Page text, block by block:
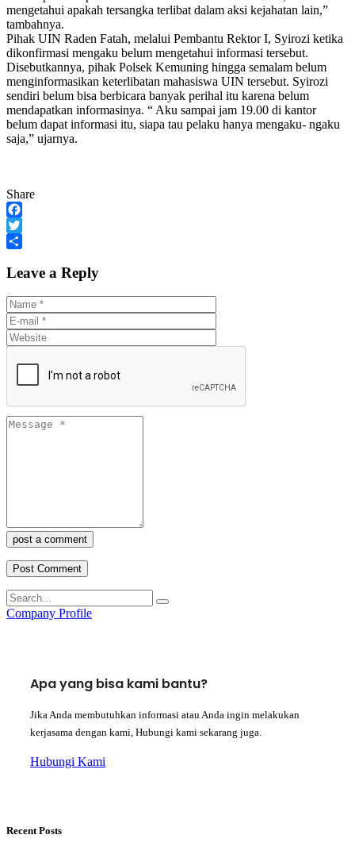
mengetahui apakah tersangka terlibat dalam aksi kejahatan lain,”
tambahnya.
Pihak UIN Raden Fatah, melalui Pembantu Rektor I, Syirozi ketika
dikonfirmasi mengaku belum mengetahui informasi tersebut.
Disebutkannya, pihak Polsek Kemuning hingga semalam belum
menginformasikan keterlibatan mahasiswa UIN tersebut. Syirozi
sendiri belum bisa berbicara banyak perihal itu karena belum
mendapatkan informasinya. “ Aku sampai jam 19.00 di kantor
belum dapat informasi itu, siapa tau pelaku hanya mengaku- ngaku
saja,” ujarnya.
Share
Facebook
Twitter
Leave a Reply
post a comment
Company Profile
Apa yang bisa kami bantu?
Jika Anda membutuhkan informasi atau Anda ingin melakukan
kerjasama dengan kami, Hubungi kami sekarang juga.
Hubungi Kami
Recent Posts